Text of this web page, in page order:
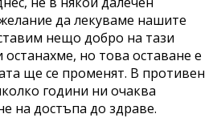
да лекуваме нашите
нещо добро на тази
но това оставане е
ще се променят. В противен
години ни очаква
на достъпа до здраве.